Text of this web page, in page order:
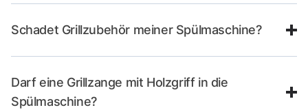
Schadet Grillzubehör meiner Spülmaschine?
Darf eine Grillzange mit Holzgriff in die
Spülmaschine?